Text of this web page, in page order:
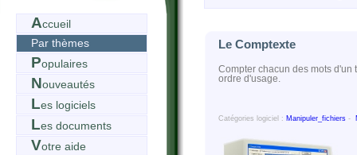
Accueil
Par thèmes
Populaires
Nouveautés
Les logiciels
Les documents
Votre aide
Le Comptexte
Compter chacun des mots d'un
ordre d'usage.
Catégories logiciel : Manipuler_fichiers -